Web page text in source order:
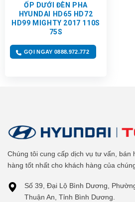
ỐP DƯỚI ĐÈN PHA
HYUNDAI HD65 HD72
HD99 MIGHTY 2017 110S
75S
GỌI NGAY 0888.972.772
Chúng tôi cung cấp dịch vụ tư vấn, bán
hàng tốt nhất cho khách hàng của
Số 39, Đại Lộ Bình Dương,
Thuận An, Tỉnh Bình Dương.